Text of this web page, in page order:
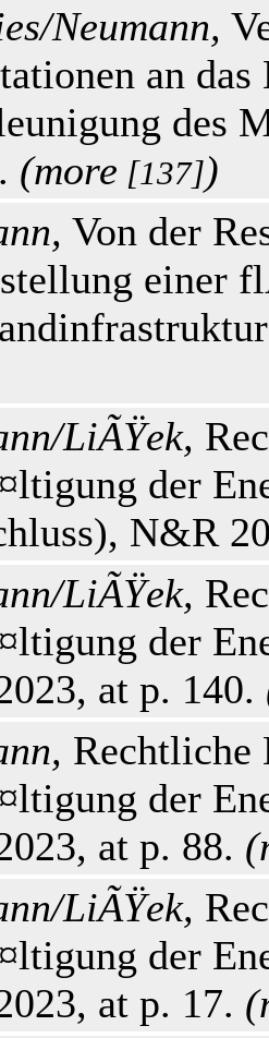
Neumann,
an
des
(more [137])
Von der
einer
LiÃŸek,
der
N&R
LiÃŸek,
der
at p. 140.
Rechtliche
der
at p. 88. (
LiÃŸek,
der
at p. 17. (